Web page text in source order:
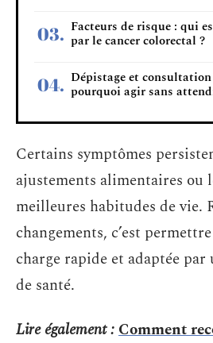
Facteurs de risque : qui
par le cancer colorectal ?
Dépistage et
pourquoi agir sans
Certains symptômes
ajustements alimentaires ou
meilleures habitudes de vie.
changements, c’est
charge rapide et adaptée
de santé.
Lire également :Comment